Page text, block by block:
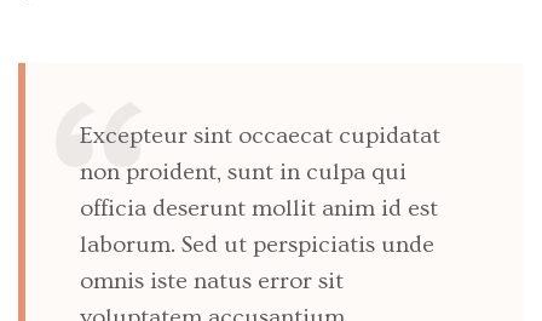
Excepteur sint occaecat cupidatat
non proident, sunt in culpa qui
officia deserunt mollit anim id est
laborum. Sed ut perspiciatis unde
omnis iste natus error sit